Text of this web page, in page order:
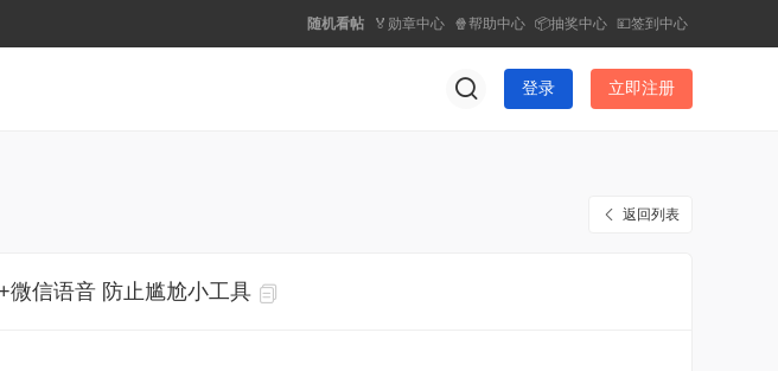
随机看帖 🏅勋章中心 🍿帮助中心 📦抽奖中心 💴签到中心
登录 立即注册
返回列表
微信语音 防止尴尬小工具